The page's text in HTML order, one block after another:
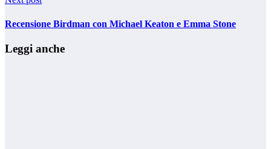
Recensione Birdman con Michael Keaton e Emma Stone
Leggi anche